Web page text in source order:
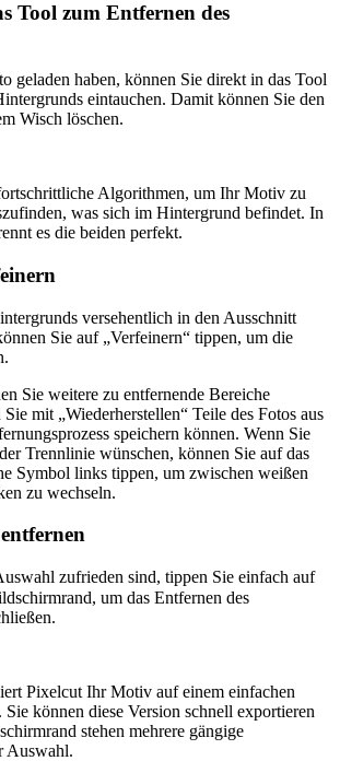
Tool zum Entfernen des
geladen haben, können Sie direkt in das Tool
eintauchen. Damit können Sie den
Wisch löschen.
Algorithmen, um Ihr Motiv zu
was sich im Hintergrund befindet. In
es die beiden perfekt.
versehentlich in den Ausschnitt
Sie auf „Verfeinern“ tippen, um die
Sie weitere zu entfernende Bereiche
mit „Wiederherstellen“ Teile des Fotos aus
speichern können. Wenn Sie
Trennlinie wünschen, können Sie auf das
Symbol links tippen, um zwischen weißen
zu wechseln.
zufrieden sind, tippen Sie einfach auf
um das Entfernen des
Pixelcut Ihr Motiv auf einem einfachen
können diese Version schnell exportieren
stehen mehrere gängige
Auswahl.